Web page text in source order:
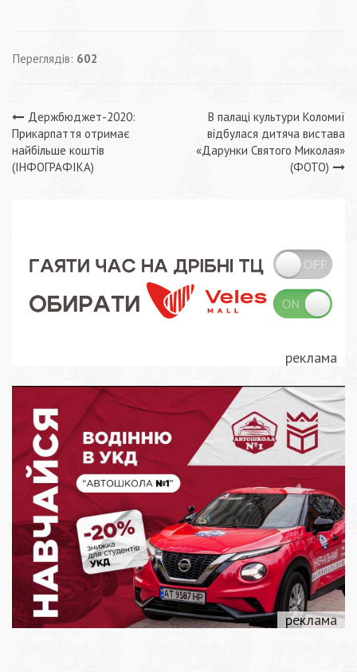
Переглядів: 602
Навігація
записів
Держбюджет-2020:
Прикарпаття отримає
найбільше коштів
(ІНФОГРАФІКА)
В палаці культури Коломиї
відбулася дитяча вистава
«Дарунки Святого Миколая»
(ФОТО)